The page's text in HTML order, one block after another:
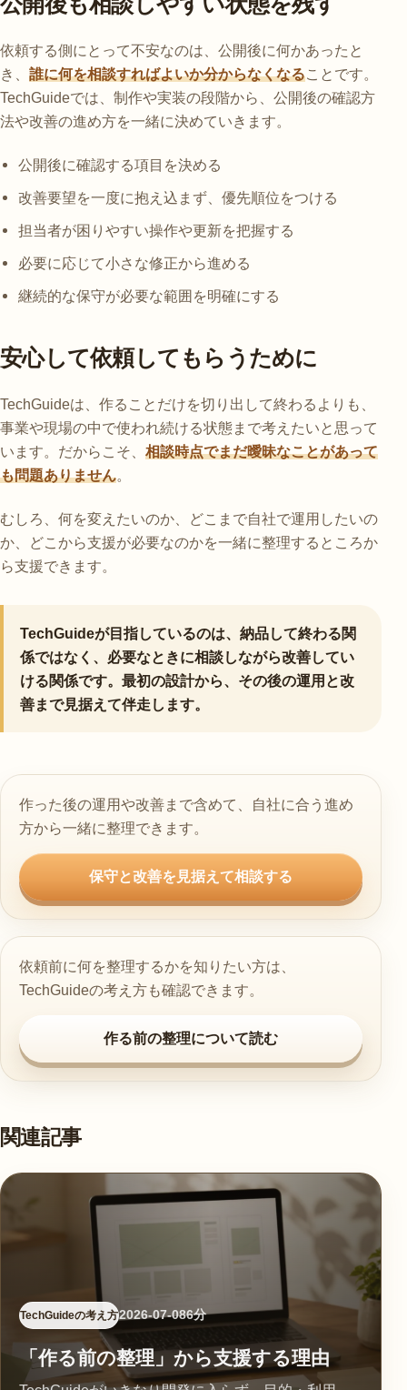
依頼する側にとって不安なのは、公開後に何かあったと
き、 誰に何を相談すればよいか分からなくなることです。
TechGuideでは、制作や実装の段階から、公開後の確認方
法や改善の進め方を一緒に決めていきます。
公開後に確認する項目を決める
改善要望を一度に抱え込まず、優先順位をつける
担当者が困りやすい操作や更新を把握する
必要に応じて小さな修正から進める
継続的な保守が必要な範囲を明確にする
安心して依頼してもらうために
TechGuideは、作ることだけを切り出して終わるよりも、
事業や現場の中で使われ続ける状態まで考えたいと思って
います。だからこそ、 相談時点でまだ曖昧なことがあって
も問題ありません。
むしろ、何を変えたいのか、どこまで自社で運用したいの
か、どこから支援が必要なのかを一緒に整理するところか
ら支援できます。
TechGuideが目指しているのは、納品して終わる関
係ではなく、必要なときに相談しながら改善してい
ける関係です。最初の設計から、その後の運用と改
善まで見据えて伴走します。
作った後の運用や改善まで含めて、自社に合う進め
方から一緒に整理できます。
保守と改善を見据えて相談する
依頼前に何を整理するかを知りたい方は、
TechGuideの考え方も確認できます。
作る前の整理について読む
関連記事
TechGuideの考え方2026-07-086分
「作る前の整理」から支援する理由